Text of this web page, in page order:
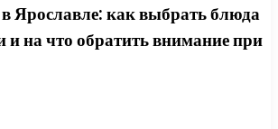
Ярославле: как выбрать блюда
и на что обратить внимание при